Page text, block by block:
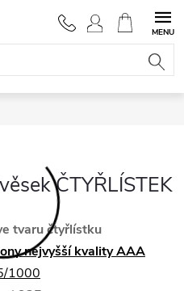
NÁKUPNÍ
KOŠÍK
ČTYŘLÍSTEK
tvaru čtyřlístku
nejvyšší kvality AAA
1000